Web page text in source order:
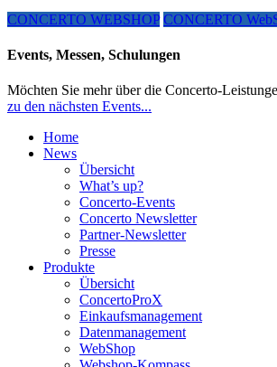
CONCERTO WEBSHOP CONCERTO
Events, Messen, Schulungen
Möchten Sie mehr über die Concerto-
zu den nächsten Events...
Home
News
Übersicht
What’s up?
Concerto-Events
Concerto Newsletter
Partner-Newsletter
Presse
Produkte
Übersicht
ConcertoProX
Einkaufsmanagement
Datenmanagement
WebShop